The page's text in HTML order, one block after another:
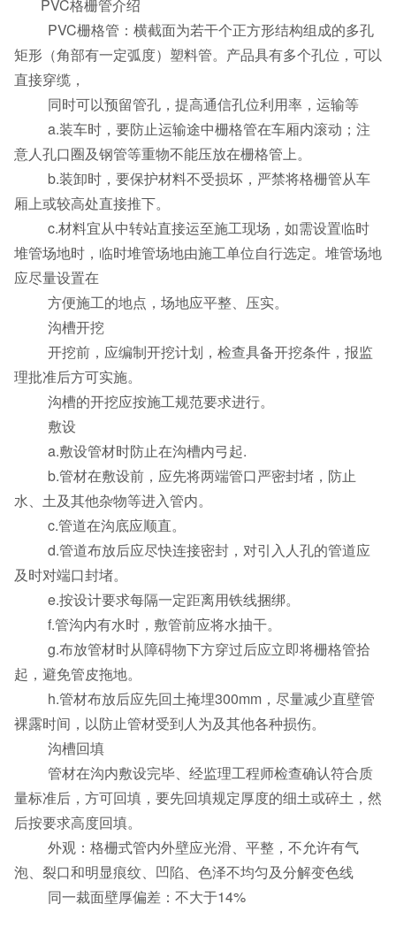
PVC格栅管介绍
PVC栅格管：横截面为若干个正方形结构组成的多孔
矩形（角部有一定弧度）塑料管。产品具有多个孔位，可以
直接穿缆，
同时可以预留管孔，提高通信孔位利用率，运输等
a.装车时，要防止运输途中栅格管在车厢内滚动；注
意人孔口圈及钢管等重物不能压放在栅格管上。
b.装卸时，要保护材料不受损坏，严禁将格栅管从车
厢上或较高处直接推下。
c.材料宜从中转站直接运至施工现场，如需设置临时
堆管场地时，临时堆管场地由施工单位自行选定。堆管场地
应尽量设置在
方便施工的地点，场地应平整、压实。
沟槽开挖
开挖前，应编制开挖计划，检查具备开挖条件，报监
理批准后方可实施。
沟槽的开挖应按施工规范要求进行。
敷设
a.敷设管材时防止在沟槽内弓起.
b.管材在敷设前，应先将两端管口严密封堵，防止
水、土及其他杂物等进入管内。
c.管道在沟底应顺直。
d.管道布放后应尽快连接密封，对引入人孔的管道应
及时对端口封堵。
e.按设计要求每隔一定距离用铁线捆绑。
f.管沟内有水时，敷管前应将水抽干。
g.布放管材时从障碍物下方穿过后应立即将栅格管拾
起，避免管皮拖地。
h.管材布放后应先回土掩埋300mm，尽量减少直壁管
裸露时间，以防止管材受到人为及其他各种损伤。
沟槽回填
管材在沟内敷设完毕、经监理工程师检查确认符合质
量标准后，方可回填，要先回填规定厚度的细土或碎土，然
后按要求高度回填。
外观：格栅式管内外壁应光滑、平整，不允许有气
泡、裂口和明显痕纹、凹陷、色泽不均匀及分解变色线
同一裁面壁厚偏差：不大于14%